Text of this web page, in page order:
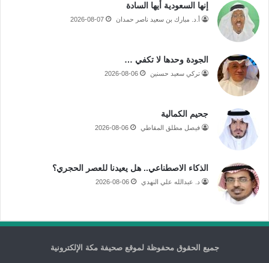
إنها السعودية أيها السادة
أ.د. مبارك بن سعيد ناصر حمدان 2026-08-07
الجودة وحدها لا تكفي …
تركي سعيد حسنين 2026-08-06
جحيم الكمالية
فيصل مطلق المقاطي 2026-08-06
الذكاء الاصطناعي.. هل يعيدنا للعصر الحجري؟
د. عبدالله علي النهدي 2026-08-06
جميع الحقوق محفوظة لموقع صحيفة مكة الإلكترونية